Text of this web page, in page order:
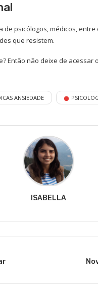
psicólogos, médicos,
que resistem.
Então não deixe de acessar
ANSIEDADE
ISABELLA